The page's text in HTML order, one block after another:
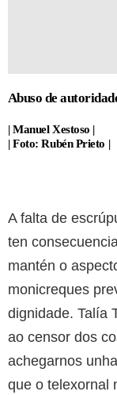
Abuso de
| Manuel Xestoso |
| Foto: Rubén Prieto |
A falta de
ten
mantén o
monicreques
dignidade. Talía
ao censor dos
achegarnos
que o telexornal